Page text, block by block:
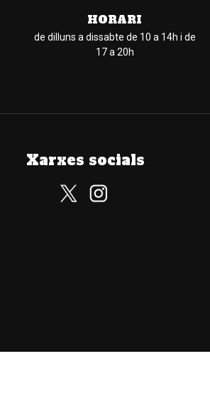
HORARI
de dilluns a dissabte de 10 a 14h i de
17 a 20h
Xarxes socials